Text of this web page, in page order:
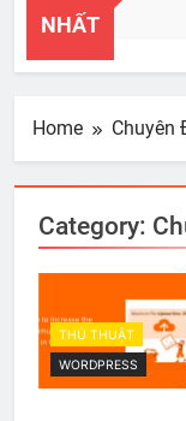
NHẤT
Feb 22, 2026
Home Chuyên
Category:
THỦ THUẬT
WORDPRESS